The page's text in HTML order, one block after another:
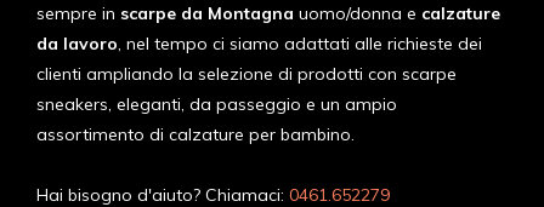
sempre in scarpe da Montagna uomo/donna e calzature
da lavoro, nel tempo ci siamo adattati alle richieste dei
clienti ampliando la selezione di prodotti con scarpe
sneakers, eleganti, da passeggio e un ampio
assortimento di calzature per bambino.
Hai bisogno d'aiuto? Chiamaci: 0461.652279